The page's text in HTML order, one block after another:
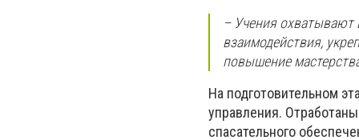
– Учения охватывают
взаимодействия,
повышение
На подготовительном
управления.
спасательного